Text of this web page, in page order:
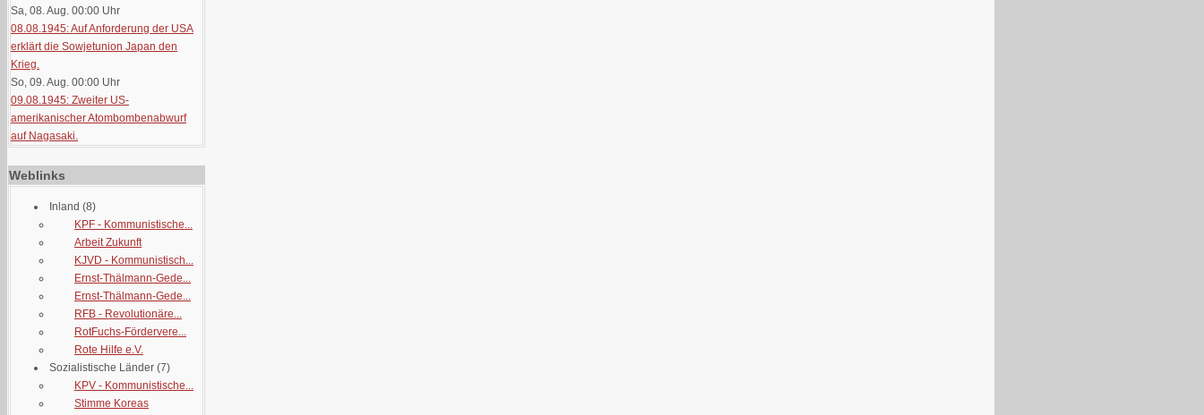
Sa, 08. Aug. 00:00 Uhr
08.08.1945: Auf Anforderung der USA
erklärt die Sowjetunion Japan den
Krieg.
So, 09. Aug. 00:00 Uhr
09.08.1945: Zweiter US-
amerikanischer Atombombenabwurf
auf Nagasaki.
Weblinks
Inland (8)
KPF - Kommunistische...
Arbeit Zukunft
KJVD - Kommunistisch...
Ernst-Thälmann-Gede...
Ernst-Thälmann-Gede...
RFB - Revolutionäre...
RotFuchs-Fördervere...
Rote Hilfe e.V.
Sozialistische Länder (7)
KPV - Kommunistische...
Stimme Koreas